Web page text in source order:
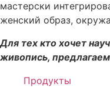
мастерски
женский образ,
Для тех кто хочет
живопись,
Продукты